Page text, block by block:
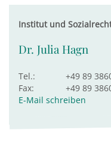
Institut und
Dr. Julia Hagn
Tel.:
+49 89
Fax:
+49 89
E-Mail schreiben